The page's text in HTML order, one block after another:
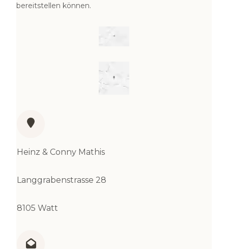
bereitstellen können.
Heinz & Conny Mathis
Langgrabenstrasse 28
8105 Watt